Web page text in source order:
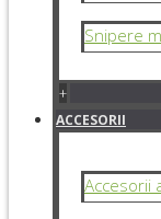
Snipere
+
ACCESORII
Accesorii